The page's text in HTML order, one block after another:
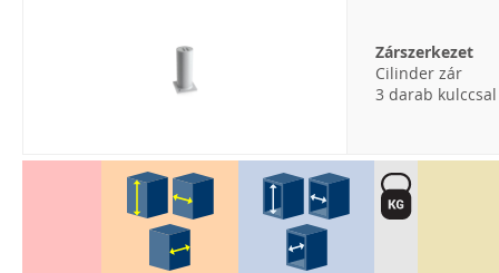
Zárszerkezet
Cilinder zár
3 darab kulccsal